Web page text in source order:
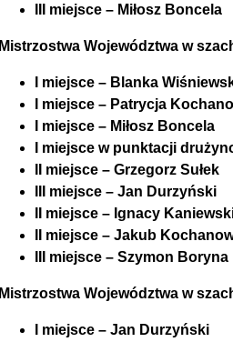
III miejsce – Miłosz Boncela
Mistrzostwa Województwa w
I miejsce – Blanka
I miejsce – Patrycja
I miejsce – Miłosz Boncela
I miejsce w punktacji
II miejsce – Grzegorz Sułek
III miejsce – Jan Durzyński
II miejsce – Ignacy
II miejsce – Jakub
III miejsce – Szymon Boryna
Mistrzostwa Województwa w
I miejsce – Jan Durzyński